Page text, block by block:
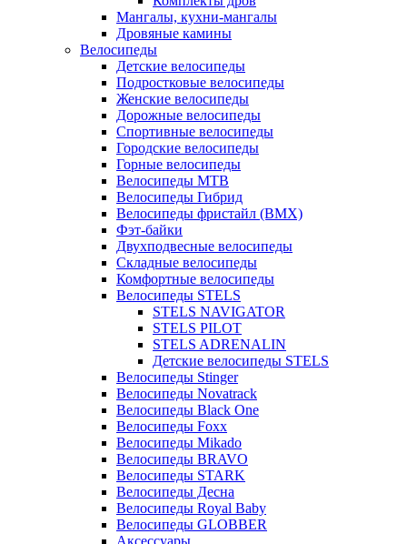
Мангалы, кухни-мангалы
Дровяные камины
Велосипеды
Детские велосипеды
Подростковые велосипеды
Женские велосипеды
Дорожные велосипеды
Спортивные велосипеды
Городские велосипеды
Горные велосипеды
Велосипеды MTB
Велосипеды Гибрид
Велосипеды фристайл (BMX)
Фэт-байки
Двухподвесные велосипеды
Складные велосипеды
Комфортные велосипеды
Велосипеды STELS
STELS NAVIGATOR
STELS PILOT
STELS ADRENALIN
Детские велосипеды STELS
Велосипеды Stinger
Велосипеды Novatrack
Велосипеды Black One
Велосипеды Foxx
Велосипеды Mikado
Велосипеды BRAVO
Велосипеды STARK
Велосипеды Десна
Велосипеды Royal Baby
Велосипеды GLOBBER
Аксессуары